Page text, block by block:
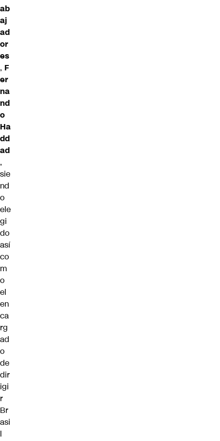
ab
aj
ad
or
es
, F
er
na
nd
o
Ha
dd
ad
,
sie
nd
o
ele
gi
do
así
co
m
o
el
en
ca
rg
ad
o
de
dir
igi
r
Br
asi
l